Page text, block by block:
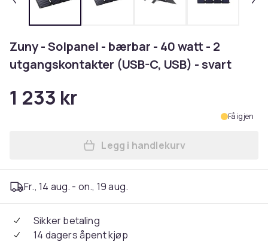
Zuny - Solpanel - bærbar - 40 watt - 2
utgangskontakter (USB-C, USB) - svart
1 233 kr
Få igjen
Legg Zuny - Solpanel -
Legg i handlekurv
Fr., 14 aug. - on., 19 aug.
Sikker betaling
14 dagers åpent kjøp